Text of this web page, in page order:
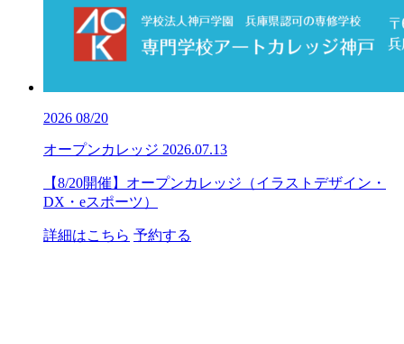
2026 08/20
オープンカレッジ 2026.07.13
【8/20開催】オープンカレッジ（イラストデザイン・
DX・eスポーツ）
詳細はこちら 予約する